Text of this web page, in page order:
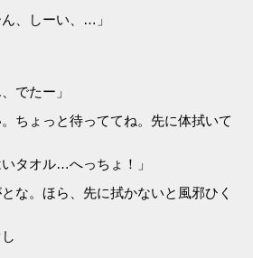
、しーい、…」
でたー」
ちょっと待っててね。先に体拭いて
タオル…へっちょ！」
な。ほら、先に拭かないと風邪ひく